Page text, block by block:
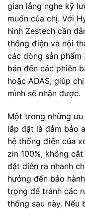
gian lắng nghe kỹ
muốn của chị. Với
hình Zestech cần
thống điện và nội
các dòng sản
bản đến các phiên
hoặc ADAS, giúp
mình sẽ nhận được.
Một trong những
lắp đặt là đảm bảo
hệ thống điện của
zin 100%, không
đặt diễn ra nhanh
hưởng đến bảo
trọng để tránh các
thống sau này. Nếu